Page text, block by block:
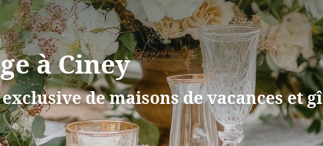
à Ciney
de maisons de vacances et